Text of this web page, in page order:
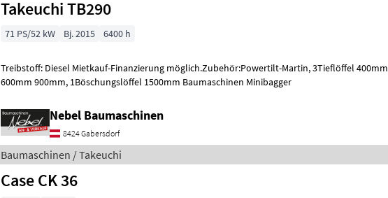
Takeuchi TB290
71 PS/52 kW Bj. 2015 6400 h
Treibstoff: Diesel Mietkauf-Finanzierung möglich.Zubehör:Powertilt-Martin, 3Tieflöffel 400mm
600mm 900mm, 1Böschungslöffel 1500mm Baumaschinen Minibagger
Nebel Baumaschinen
8424 Gabersdorf
Baumaschinen / Takeuchi
Case CK 36